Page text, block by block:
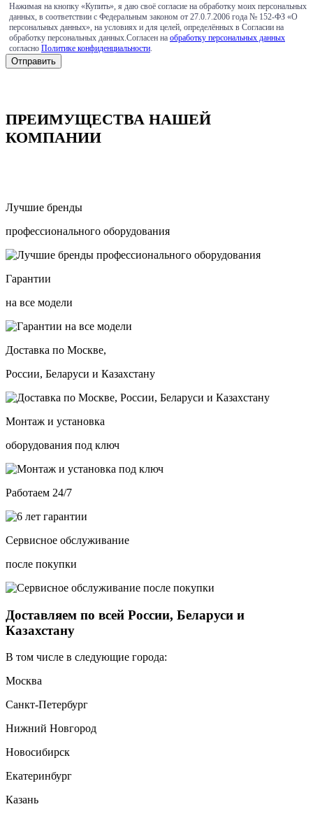
Нажимая на кнопку «Купить», я даю своё согласие на обработку моих персональных
данных, в соответствии с Федеральным законом от 27.0.7.2006 года № 152-ФЗ «О
персональных данных», на условиях и для целей, определённых в Согласии на
обработку персональных данных.Согласен на обработку персональных данных
согласно Политике конфиденциальности
ПРЕИМУЩЕСТВА НАШЕЙ
КОМПАНИИ
Лучшие бренды
профессионального оборудования
Гарантии
на все модели
Доставка по Москве,
России, Беларуси и Казахстану
Монтаж и установка
оборудования под ключ
Работаем 24/7
Сервисное обслуживание
после покупки
Доставляем по всей России, Беларуси и
Казахстану
В том числе в следующие города:
Москва
Санкт-Петербург
Нижний Новгород
Новосибирск
Екатеринбург
Казань